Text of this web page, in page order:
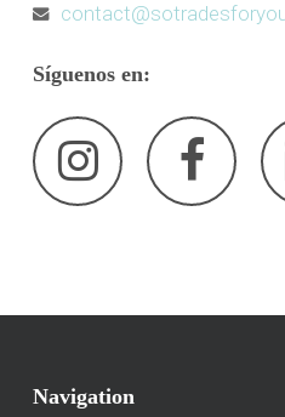
Síguenos en:
Navigation